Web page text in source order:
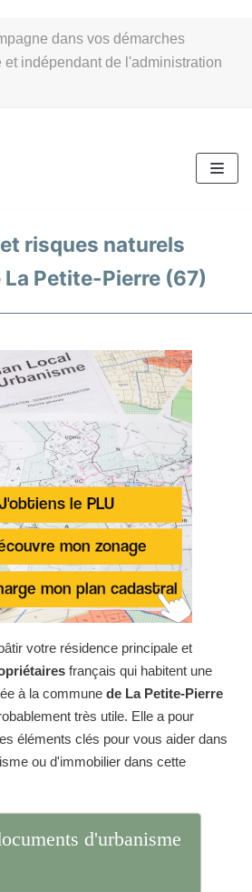
dans vos démarches
indépendant de l'administration
risques naturels
La Petite-Pierre (67)
votre résidence principale et
français qui habitent une
à la commune de La Petite-Pierre
très utile. Elle a pour
éléments clés pour vous aider dans
ou d'immobilier dans cette
d'urbanisme